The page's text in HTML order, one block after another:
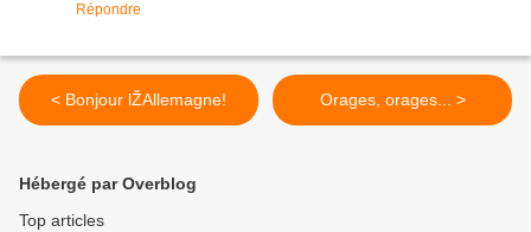
Répondre
< Bonjour lŽAllemagne! Orages, orages... >
Hébergé par Overblog
Top articles